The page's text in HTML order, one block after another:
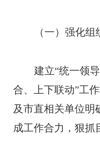
（一）强化组
建立“统一领
合、上下联动”工
及市直相关单位明
成工作合力，狠抓